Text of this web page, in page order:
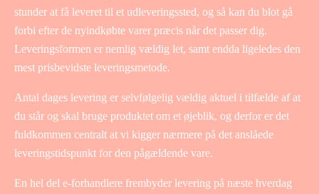
stunder at få leveret til et udleveringssted, og så kan du blot gå
forbi efter de nyindkøbte varer præcis når det passer dig.
Leveringsformen er nemlig vældig let, samt endda ligeledes den
mest prisbevidste leveringsmetode.
Antal dages levering er selvfølgelig vældig aktuel i tilfælde af at
du står og skal bruge produktet om et øjeblik, og derfor er det
fuldkommen centralt at vi kigger nærmere på det anslåede
leveringstidspunkt for den pågældende vare.
En hel del e-forhandlere frembyder levering på næste hverdag